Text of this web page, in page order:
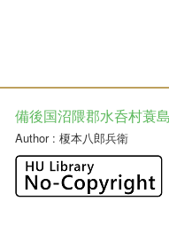
備後国沼隈郡水呑村蓑
Author: 榎本八郎兵衛